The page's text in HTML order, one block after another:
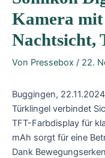
Kamera
Nachtsicht,
Von Pressebox / 22.
Buggingen,
Türklingel verbindet
TFT-Farbdisplay für
mAh sorgt für eine
Dank